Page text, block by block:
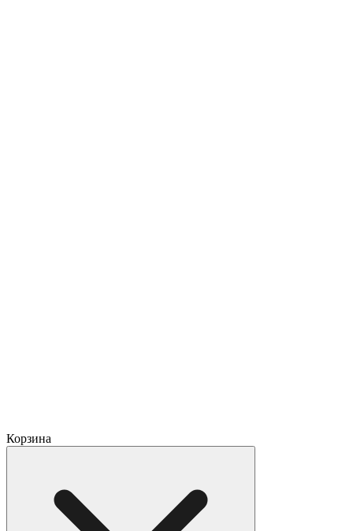
Корзина